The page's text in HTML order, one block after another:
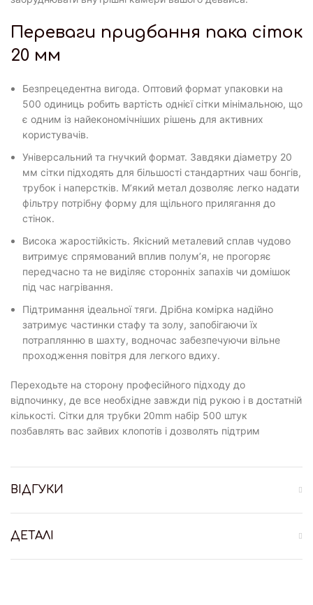
Переваги придбання пака сіток
20 мм
Безпрецедентна вигода. Оптовий формат упаковки на
500 одиниць робить вартість однієї сітки мінімальною, що
є одним із найекономічніших рішень для активних
користувачів.
Універсальний та гнучкий формат. Завдяки діаметру 20
мм сітки підходять для більшості стандартних чаш бонгів,
трубок і наперстків. М’який метал дозволяє легко надати
фільтру потрібну форму для щільного прилягання до
стінок.
Висока жаростійкість. Якісний металевий сплав чудово
витримує спрямований вплив полум’я, не прогоряє
передчасно та не виділяє сторонніх запахів чи домішок
під час нагрівання.
Підтримання ідеальної тяги. Дрібна комірка надійно
затримує частинки стафу та золу, запобігаючи їх
потраплянню в шахту, водночас забезпечуючи вільне
проходження повітря для легкого вдиху.
Переходьте на сторону професійного підходу до
відпочинку, де все необхідне завжди під рукою і в достатній
кількості. Сітки для трубки 20mm набір 500 штук
позбавлять вас зайвих клопотів і дозволять підтрим
ВІДГУКИ
ДЕТАЛІ